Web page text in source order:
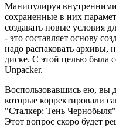
Манипулируя
сохраненные в них
создавать новые условия
- это составляет основу
надо распаковать архивы,
диске. С этой целью была
Unpacker.
Воспользовавшись ею, вы
которые корректировали
"Сталкер: Тень
Этот вопрос скоро будет